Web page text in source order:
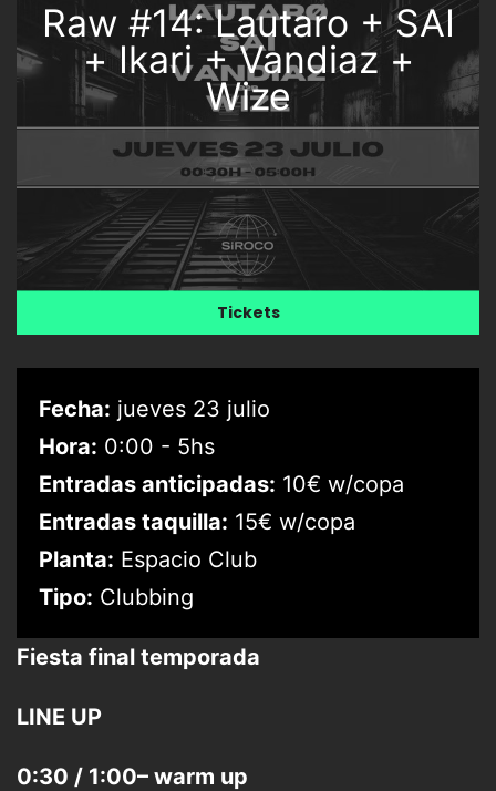
Raw #14: Lautaro + SAI
+ Ikari + Vandiaz +
Wize
Tickets
Fecha: jueves 23 julio
Hora: 0:00 - 5hs
Entradas anticipadas: 10€ w/copa
Entradas taquilla: 15€ w/copa
Planta: Espacio Club
Tipo: Clubbing
Fiesta final temporada
LINE UP
0:30 / 1:00– warm up